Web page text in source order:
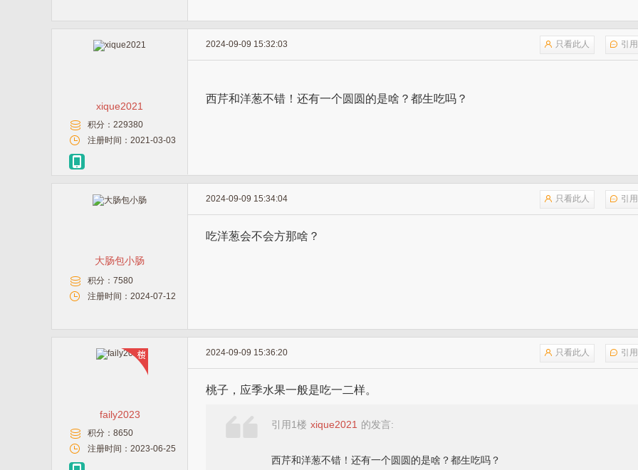
xique2021
积分： 229380
注册时间： 2021-03-03
只看此人 引用
2024-09-09 15:32:03
西芹和洋葱不错！还有一个圆圆的是啥？都生吃吗？
大肠包小肠
积分： 7580
注册时间： 2024-07-12
只看此人 引用
2024-09-09 15:34:04
吃洋葱会不会方那啥？
faily2023
积分： 8650
注册时间： 2023-06-25
只看此人 引用
2024-09-09 15:36:20
桃子，应季水果一般是吃一二样。
引用1楼 xique2021 的发言:
西芹和洋葱不错！还有一个圆圆的是啥？都生吃吗？